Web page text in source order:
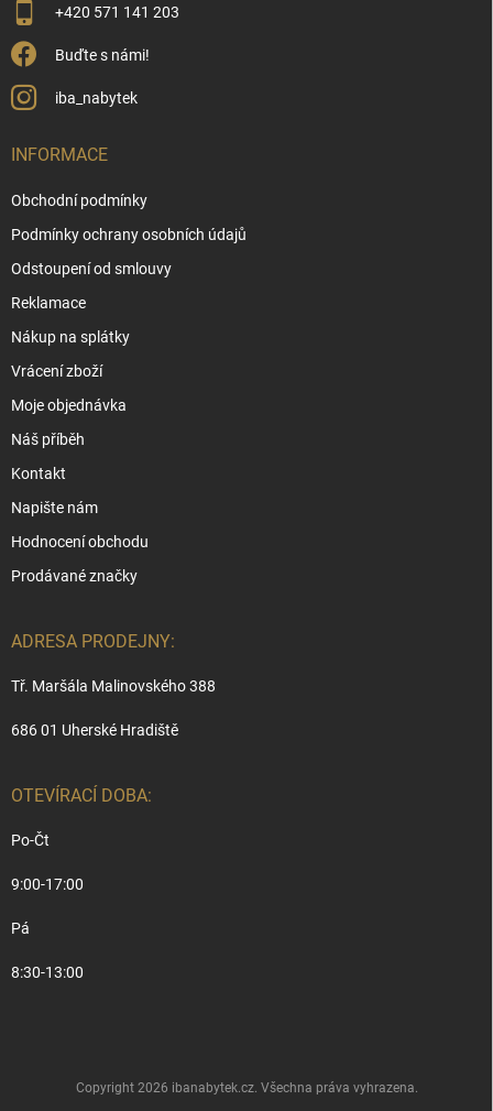
+420 571 141 203
Buďte s námi!
iba_nabytek
INFORMACE
Obchodní podmínky
Podmínky ochrany osobních údajů
Odstoupení od smlouvy
Reklamace
Nákup na splátky
Vrácení zboží
Moje objednávka
Náš příběh
Kontakt
Napište nám
Hodnocení obchodu
Prodávané značky
ADRESA PRODEJNY:
Tř. Maršála Malinovského 388
686 01 Uherské Hradiště
OTEVÍRACÍ DOBA:
Po-Čt
9:00-17:00
Pá
8:30-13:00
Copyright 2026 ibanabytek.cz. Všechna práva vyhrazena.